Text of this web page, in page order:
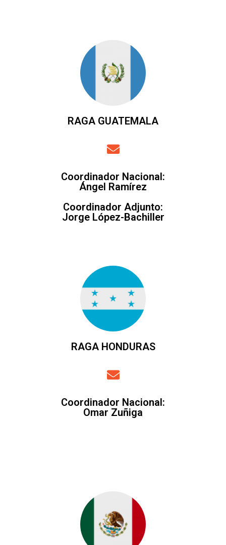
RAGA GUATEMALA
Coordinador Nacional:
Ángel Ramírez
Coordinador Adjunto:
Jorge López-Bachiller
RAGA HONDURAS
Coordinador Nacional:
Omar Zuñiga